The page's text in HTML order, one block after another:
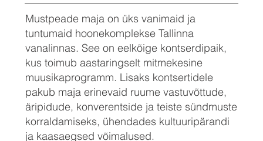
Mustpeade maja on üks vanimaid ja
tuntumaid hoonekomplekse Tallinna
vanalinnas. See on eelkõige kontserdipaik,
kus toimub aastaringselt mitmekesine
muusikaprogramm. Lisaks kontsertidele
pakub maja erinevaid ruume vastuvõttude,
äripidude, konverentside ja teiste sündmuste
korraldamiseks, ühendades kultuuripärandi
ja kaasaegsed võimalused.